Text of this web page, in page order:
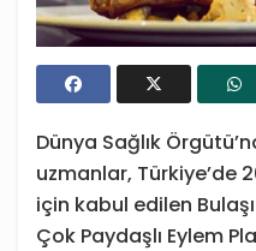
Dünya Sağlık
uzmanlar, Türkiye’de
için kabul edilen
Çok Paydaşlı Eylem